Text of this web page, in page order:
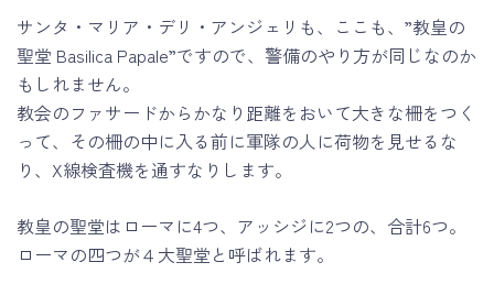
サンタ・マリア・デリ・アンジェリも、ここも、”教皇の
聖堂 Basilica Papale”ですので、警備のやり方が同じなのか
もしれません。
教会のファサードからかなり距離をおいて大きな柵をつく
って、その柵の中に入る前に軍隊の人に荷物を見せるな
り、X線検査機を通すなりします。
教皇の聖堂はローマに4つ、アッシジに2つの、合計6つ。
ローマの四つが４大聖堂と呼ばれます。